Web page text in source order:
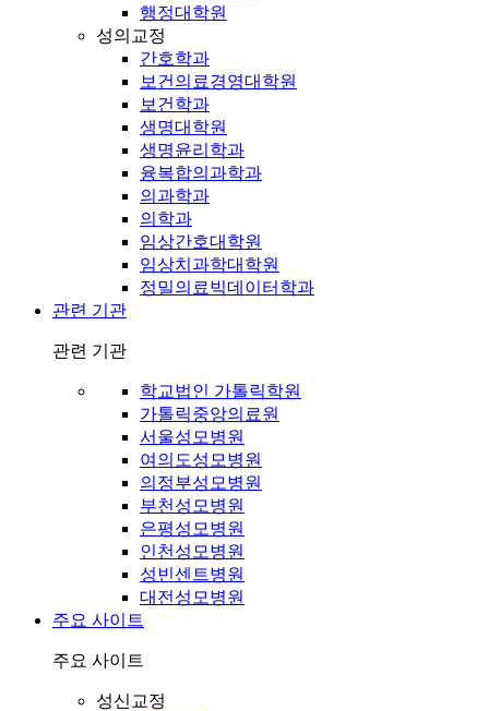
행정대학원
성의교정
간호학과
보건의료경영대학원
보건학과
생명대학원
생명윤리학과
융복합의과학과
의과학과
의학과
임상간호대학원
임상치과학대학원
정밀의료빅데이터학과
관련 기관
관련 기관
학교법인 가톨릭학원
가톨릭중앙의료원
서울성모병원
여의도성모병원
의정부성모병원
부천성모병원
은평성모병원
인천성모병원
성빈센트병원
대전성모병원
주요 사이트
주요 사이트
성신교정